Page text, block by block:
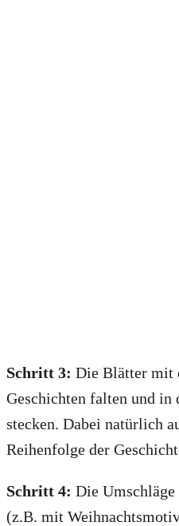
Schritt 3: Die Blätter mit
Geschichten falten und
stecken. Dabei natürlich
Reihenfolge der
Schritt 4: Die
(z.B. mit